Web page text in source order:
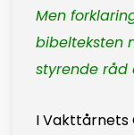
Men
bibelteksten
styrende råd
I Vakttårnets